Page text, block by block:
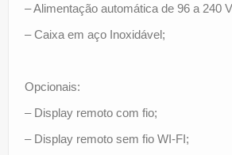
– Alimentação automática de 96 a 240
– Caixa em aço Inoxidável;
Opcionais:
– Display remoto com fio;
– Display remoto sem fio WI-FI;